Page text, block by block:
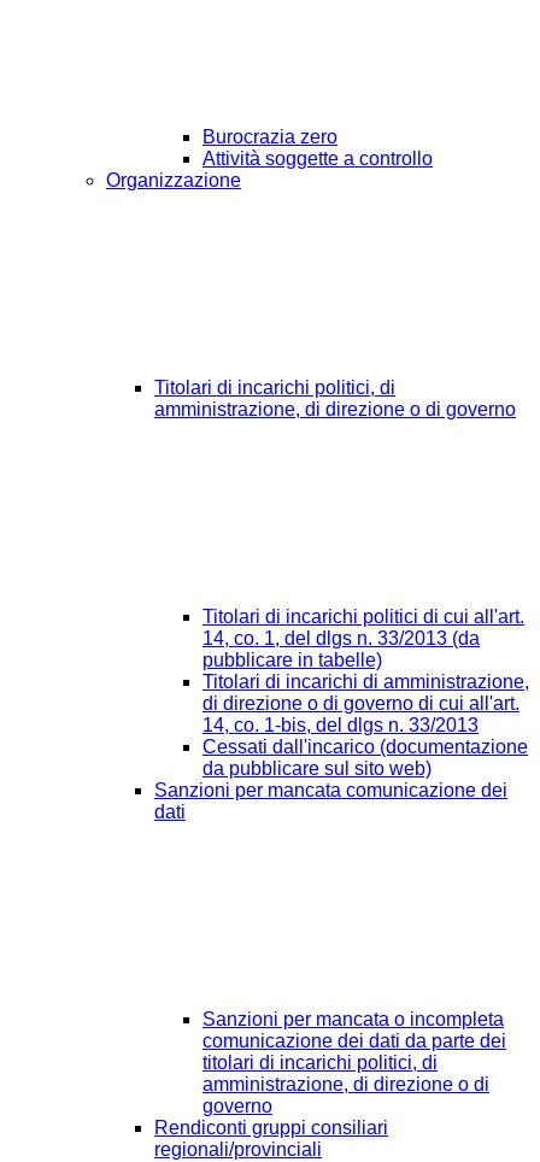
Burocrazia zero
Attività soggette a controllo
Organizzazione
Titolari di incarichi politici, di
amministrazione, di direzione o di governo
Titolari di incarichi politici di cui all'art.
14, co. 1, del dlgs n. 33/2013 (da
pubblicare in tabelle)
Titolari di incarichi di amministrazione,
di direzione o di governo di cui all'art.
14, co. 1-bis, del dlgs n. 33/2013
Cessati dall'incarico (documentazione
da pubblicare sul sito web)
Sanzioni per mancata comunicazione dei
dati
Sanzioni per mancata o incompleta
comunicazione dei dati da parte dei
titolari di incarichi politici, di
amministrazione, di direzione o di
governo
Rendiconti gruppi consiliari
regionali/provinciali